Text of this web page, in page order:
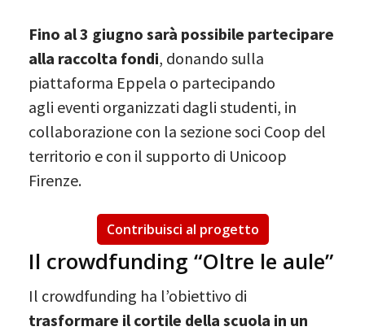
Fino al 3 giugno sarà possibile partecipare
alla raccolta fondi, donando sulla
piattaforma Eppela o partecipando
agli eventi organizzati dagli studenti, in
collaborazione con la sezione soci Coop del
territorio e con il supporto di Unicoop
Firenze.
Contribuisci al progetto
Il crowdfunding “Oltre le aule”
Il crowdfunding ha l’obiettivo di
trasformare il cortile della scuola in un